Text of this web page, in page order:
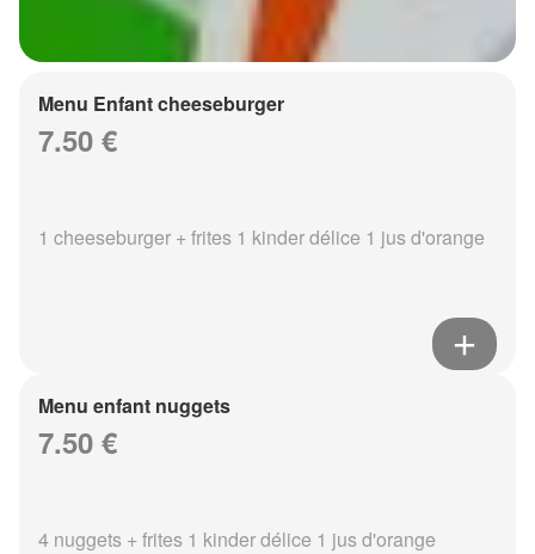
Menu Enfant cheeseburger
7.50 €
1 cheeseburger + frites 1 kinder délice 1 jus d'orange
Menu enfant nuggets
7.50 €
4 nuggets + frites 1 kinder délice 1 jus d'orange